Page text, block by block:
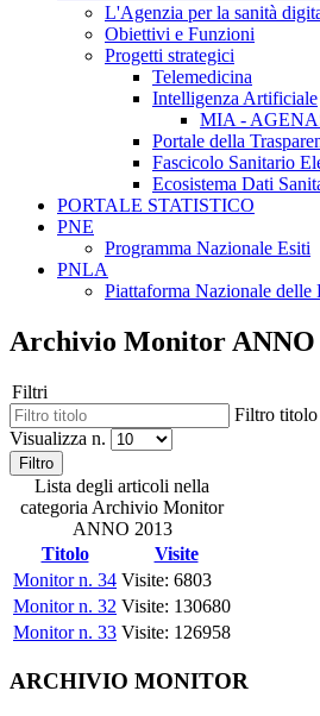
L'Agenzia per la sanità
Obiettivi e Funzioni
Progetti strategici
Telemedicina
Intelligenza Artificiale
MIA -
Portale della
Fascicolo Sanitario
Ecosistema Dati
PORTALE STATISTICO
PNE
Programma Nazionale Esiti
PNLA
Piattaforma Nazionale delle
Archivio Monitor ANNO
Filtri
Filtro titolo
Visualizza n.
Filtro
Lista degli articoli nella
categoria Archivio Monitor
ANNO 2013
Titolo
Visite
Monitor n. 34 Visite: 6803
Monitor n. 32 Visite: 130680
Monitor n. 33 Visite: 126958
ARCHIVIO MONITOR